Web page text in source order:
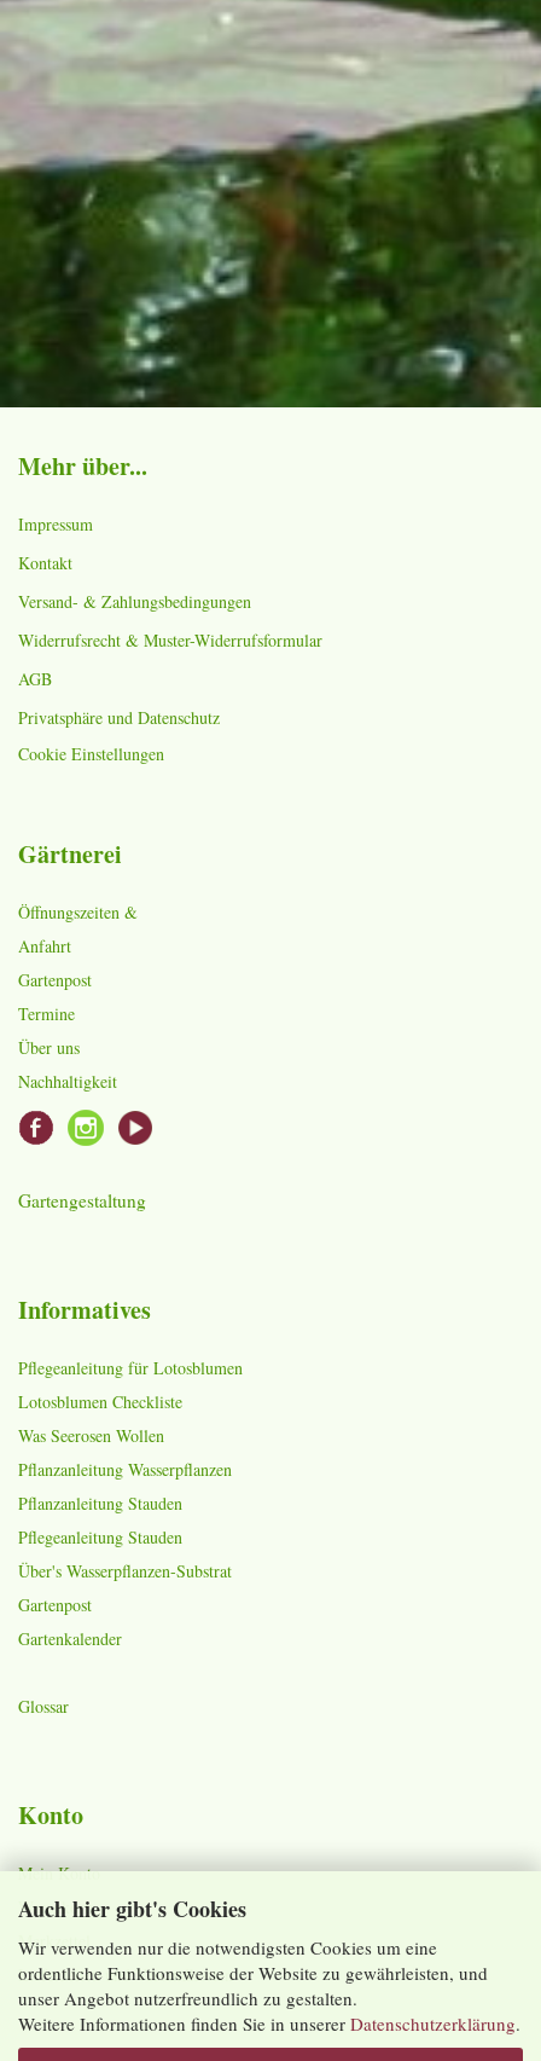
Auch hier gibt's Cookies
Wir verwenden nur die notwendigsten Cookies um eine
ordentliche Funktionsweise der Website zu gewährleisten, und
unser Angebot nutzerfreundlich zu gestalten.
Weitere Informationen finden Sie in unserer Datenschutzerklärung.
Mehr über...
Impressum
Kontakt
Versand- & Zahlungsbedingungen
Widerrufsrecht & Muster-Widerrufsformular
AGB
Privatsphäre und Datenschutz
Cookie Einstellungen
Gärtnerei
Öffnungszeiten &
Anfahrt
Gartenpost
Termine
Über uns
Nachhaltigkeit
Gartengestaltung
Informatives
Pflegeanleitung für Lotosblumen
Lotosblumen Checkliste
Was Seerosen Wollen
Pflanzanleitung Wasserpflanzen
Pflanzanleitung Stauden
Pflegeanleitung Stauden
Über's Wasserpflanzen-Substrat
Gartenpost
Gartenkalender
Glossar
Konto
Mein Konto
Warenkorb
Merkzettel
Lieferzeiten und Versandkosten